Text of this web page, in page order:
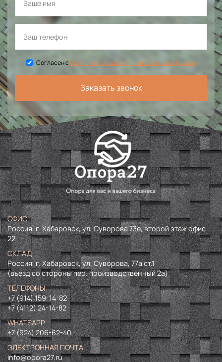
Согласен сПолитикой обработки персональных данных
Заказать звонок
ОФИС
Россия, г. Хабаровск, ул. Суворова 73е, второй этаж офис
22
СКЛАД
Россия, г. Хабаровск, ул. Суворова, 77а ст.1
(въезд со стороны пер. производственный 2а)
ТЕЛЕФОНЫ
+7 (914) 159-14-82
+7 (4112) 24-14-82
WHATSAPP
+7 (924) 206-62-40
ЭЛЕКТРОННАЯ ПОЧТА
info@opora27.ru